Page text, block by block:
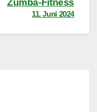
Zumba-Fitness
11. Juni 2024